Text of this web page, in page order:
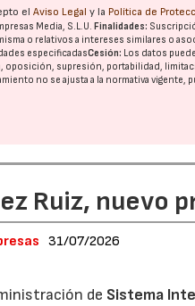
elAviso Legal y la Política de
Media, S.L.U.Finalidades:
o relativos a intereses similares o
especificadasCesión: Los datos
oposición, supresión, portabilidad,
no se ajusta a la normativa vigente,
Ruiz, nuevo
31/07/2026
de Sistema